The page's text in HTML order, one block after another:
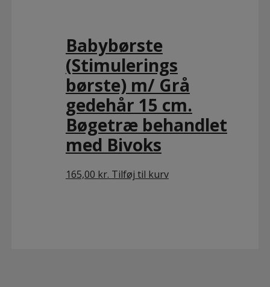
Babybørste
(Stimulerings
børste) m/ Grå
gedehår 15 cm.
Bøgetræ behandlet
med Bivoks
165,00 kr. Tilføj til kurv